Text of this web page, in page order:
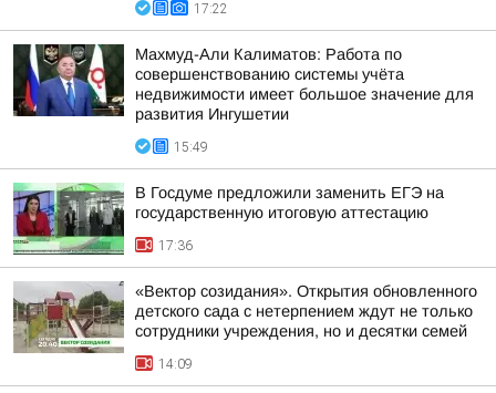
17:22
Махмуд-Али Калиматов: Работа по
совершенствованию системы учёта
недвижимости имеет большое значение для
развития Ингушетии
15:49
В Госдуме предложили заменить ЕГЭ на
государственную итоговую аттестацию
17:36
«Вектор созидания». Открытия обновленного
детского сада с нетерпением ждут не только
сотрудники учреждения, но и десятки семей
14:09